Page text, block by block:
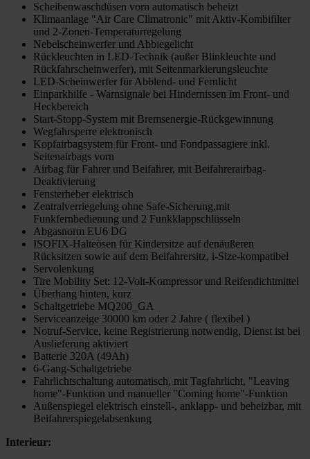
Scheibenwaschdüsen vorn automatisch beheizt
Klimaanlage "Air Care Climatronic" mit Aktiv-Kombifilter
und 2-Zonen-Temperaturregelung
Nebelscheinwerfer und Abbiegelicht
Rückleuchten in LED-Technik (außer Blinkleuchte und
Rückfahrscheinwerfer), mit Seitenmarkierungsleuchte
LED-Scheinwerfer für Abblend- und Fernlicht
Einparkhilfe - Warnsignale bei Hindernissen im Front- und
Heckbereich
Start-Stopp-System mit Bremsenergie-Rückgewinnung
Wegfahrsperre elektronisch
Kopfairbagsystem für Front- und Fondpassagiere inkl.
Seitenairbags vorn
Airbag für Fahrer und Beifahrer, mit Beifahrerairbag-
Deaktivierung
Fensterheber elektrisch
Zentralverriegelung ohne Safe-Sicherung,mit
Funkfernbedienung und 2 Funkklappschlüsseln
Abgasnorm EU6 DG
ISOFIX-Halteösen für Kindersitze auf denäußeren
Rücksitzen sowie auf dem Beifahrersitz, i-Size-kompatibel
Servolenkung
Tire Mobility Set: 12-Volt-Kompressor und Reifendichtmittel
Überhang hinten, kurz
Schaltgetriebe MQ200_GA
Serviceanzeige 30000 km oder 2 Jahre ( flexibel )
Notruf-Service, keine Registrierung notwendig, Dienst ist bei
Auslieferung aktiviert
Batterie 320A (49Ah)
6-Gang-Schaltgetriebe
Fahrlichtschaltung automatisch, mit Tagfahrlicht, "Leaving
home"-Funktion und manueller "Coming home"-Funktion
Außenspiegel elektrisch einstell-, anklapp- und beheizbar, mit
Beifahrerspiegelabsenkung
Interieur: